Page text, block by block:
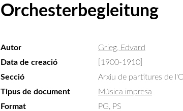
Orchesterbegleitung
Autor
Grieg, Edvard
Data de creació
[1900-1910]
Secció
Arxiu de partitures de
Tipus de document
Música impresa
Format
PG, PS